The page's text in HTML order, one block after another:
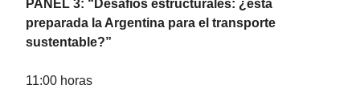
PANEL 3: “Desafíos estructurales: ¿está
preparada la Argentina para el transporte
sustentable?”
11:00 horas